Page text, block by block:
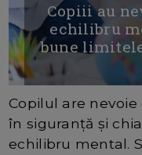
Copiii au
echilibru
bune
Copilul are
în siguranță și
echilibru mental.